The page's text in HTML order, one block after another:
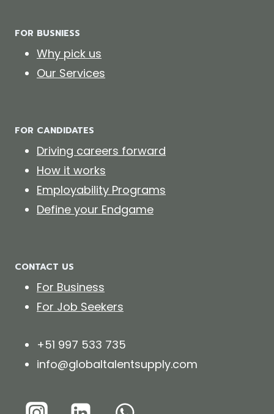
FOR BUSNIESS
Why pick us
Our Services
FOR CANDIDATES
Driving careers forward
How it works
Employability Programs
Define your Endgame
CONTACT US
For Business
For Job Seekers
+51 997 533 735
info@globaltalentsupply.com